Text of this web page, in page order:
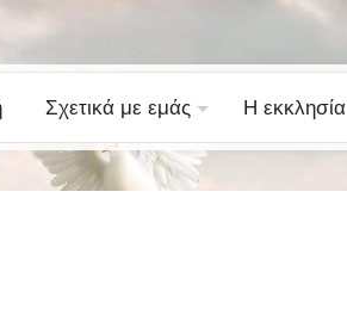
Σχετικά με εμάς Η εκκλησία